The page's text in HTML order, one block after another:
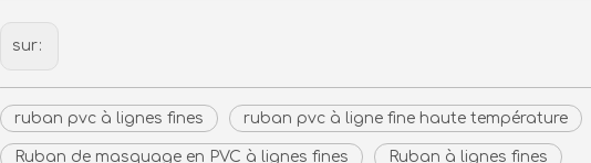
sur:
ruban pvc à lignes fines ruban pvc à ligne fine haute température
Ruban de masquage en PVC à lignes fines Ruban à lignes fines